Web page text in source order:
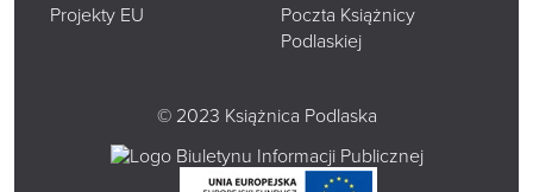
Projekty EU
Poczta Książnicy
Podlaskiej
© 2023 Książnica Podlaska